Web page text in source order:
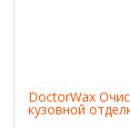
DoctorWax
кузовной